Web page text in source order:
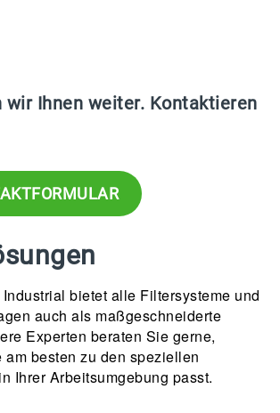
wir Ihnen weiter. Kontaktieren
bietet alle Filtersysteme und
auch als maßgeschneiderte
Experten beraten Sie gerne,
besten zu den speziellen
Ihrer Arbeitsumgebung passt.